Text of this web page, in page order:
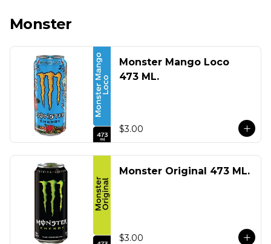
Monster
Monster Mango Loco
473 ML.
$3.00
Monster Original 473 ML.
$3.00